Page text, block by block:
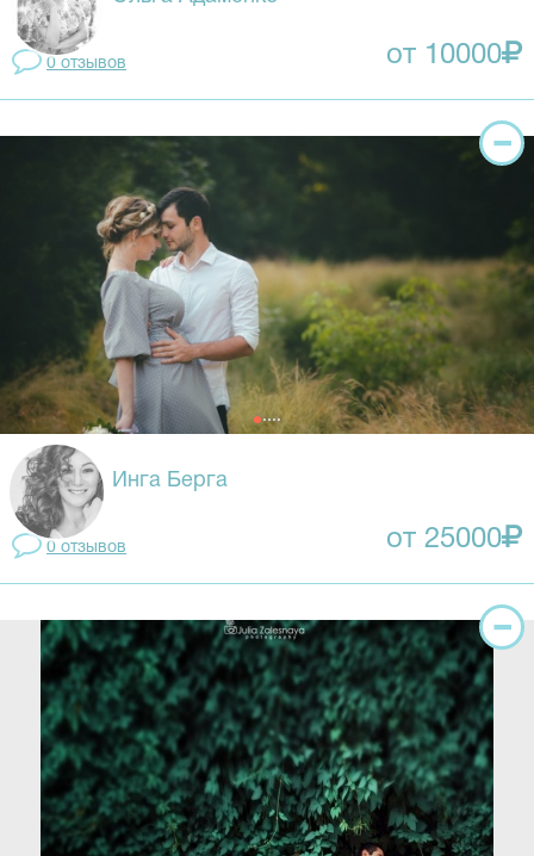
0 отзывов от 10000
Инга Берга
0 отзывов от 25000